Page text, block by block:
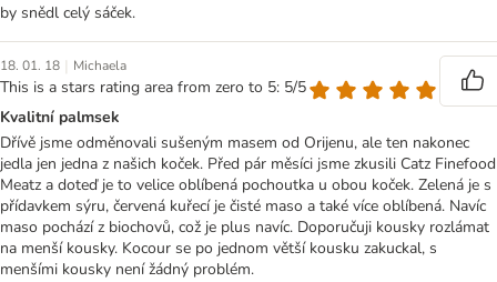
by snědl celý sáček.
18. 01. 18 | Michaela
This is a stars rating area from zero to 5: 5/5
Kvalitní palmsek
Dřívě jsme odměnovali sušeným masem od Orijenu, ale ten nakonec
jedla jen jedna z našich koček. Před pár měsíci jsme zkusili Catz Finefood
Meatz a doteď je to velice oblíbená pochoutka u obou koček. Zelená je s
přídavkem sýru, červená kuřecí je čisté maso a také více oblíbená. Navíc
maso pochází z biochovů, což je plus navíc. Doporučuji kousky rozlámat
na menší kousky. Kocour se po jednom větší kousku zakuckal, s
menšími kousky není žádný problém.